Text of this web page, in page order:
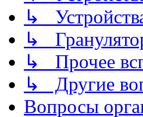
↳
↳
↳ Прочее
↳ Другие
Вопросы